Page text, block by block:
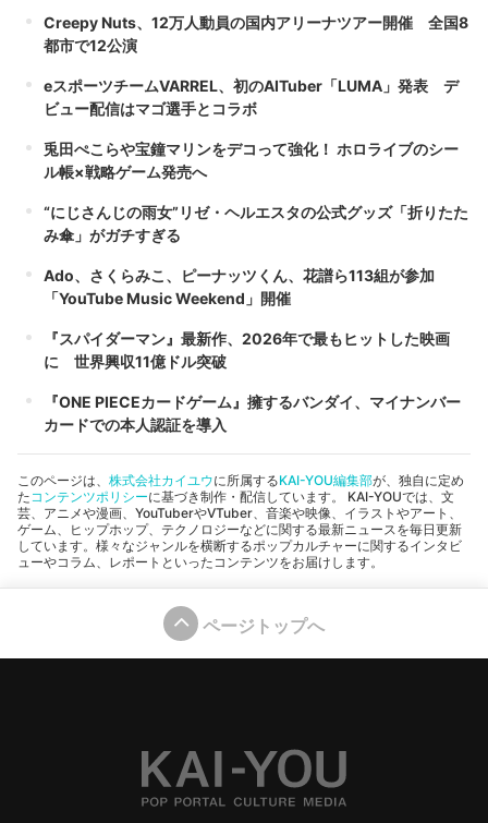
Creepy Nuts、12万人動員の国内アリーナツアー開催 全国8
都市で12公演
eスポーツチームVARREL、初のAITuber「LUMA」発表 デ
ビュー配信はマゴ選手とコラボ
兎田ぺこらや宝鐘マリンをデコって強化！ ホロライブのシー
ル帳×戦略ゲーム発売へ
“にじさんじの雨女”リゼ・ヘルエスタの公式グッズ「折りたた
み傘」がガチすぎる
Ado、さくらみこ、ピーナッツくん、花譜ら113組が参加
「YouTube Music Weekend」開催
『スパイダーマン』最新作、2026年で最もヒットした映画
に 世界興収11億ドル突破
『ONE PIECEカードゲーム』擁するバンダイ、マイナンバー
カードでの本人認証を導入
このページは、 株式会社カイユウに所属するKAI-YOU編集部が、独自に定め
たコンテンツポリシーに基づき制作・配信しています。 KAI-YOUでは、文
芸、アニメや漫画、YouTuberやVTuber、音楽や映像、イラストやアート、
ゲーム、ヒップホップ、テクノロジーなどに関する最新ニュースを毎日更新
しています。様々なジャンルを横断するポップカルチャーに関するインタビ
ューやコラム、レポートといったコンテンツをお届けします。
ページトップへ